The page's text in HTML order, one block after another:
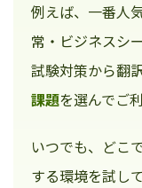
例えば、一番人
常・ビジネスシ
試験対策から翻
課題を選んでご
いつでも、どこ
する環境を試し